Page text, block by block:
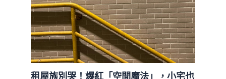
租屋族別哭！爆紅「空間魔法」，小宅也